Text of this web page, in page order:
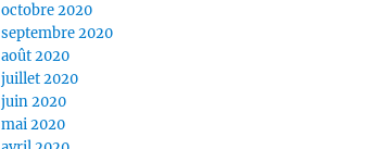
octobre 2020
septembre 2020
août 2020
juillet 2020
juin 2020
mai 2020